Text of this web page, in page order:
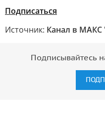
Подписаться
Источник: Канал в МАКС
Подписывайтесь